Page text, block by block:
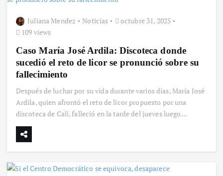
Juliana Mendez Noticias
octubre 31, 2025
109 views
Caso María José Ardila: Discoteca donde
sucedió el reto de licor se pronunció sobre su
fallecimiento
Después de luchar por su vida durante varios días, María José
Ardila, quien afrontó el reto de licor propuesto por una
discoteca de Cali, falleció en la tarde del jueves luego…